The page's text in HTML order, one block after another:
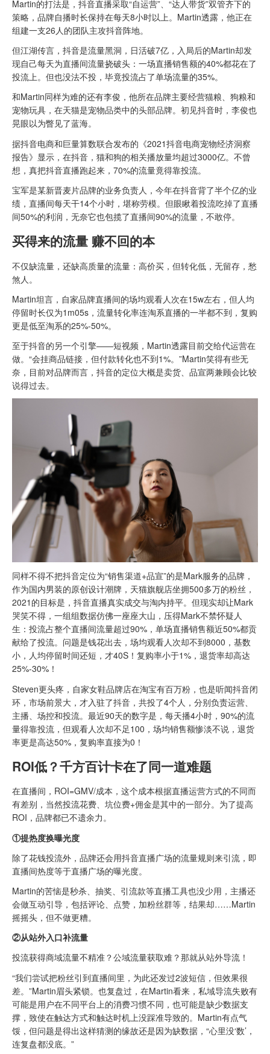
Martin的打法是，抖音直播采取“自运营”、“达人带货”双管齐下的
策略，品牌自播时长保持在每天8小时以上。Martin透露，他正在
组建一支26人的团队主攻抖音阵地。
但江湖传言，抖音是流量黑洞，日活破7亿，入局后的Martin却发
现自己每天为直播间流量挠破头：一场直播销售额的40%都花在了
投流上。但也没法不投，毕竟投流占了单场流量的35%。
和Martin同样为难的还有李俊，他所在品牌主要经营猫粮、狗粮和
宠物玩具，在天猫是宠物品类中的头部品牌。初见抖音时，李俊也
晃眼以为瞥见了蓝海。
据抖音电商和巨量算数联合发布的《2021抖音电商宠物经济洞察
报告》显示，在抖音，猫和狗的相关播放量均超过3000亿。不曾
想，真把抖音直播跑起来，70%的流量竟得靠投流。
宝军是某新晋麦片品牌的业务负责人，今年在抖音背了半个亿的业
绩，直播间每天干14个小时，堪称劳模。但眼瞅着投流吃掉了直播
间50%的利润，无奈它也包揽了直播间90%的流量，不敢停。
买得来的流量 赚不回的本
不仅缺流量，还缺高质量的流量：高价买，但转化低，无留存，愁
煞人。
Martin坦言，自家品牌直播间的场均观看人次在15w左右，但人均
停留时长仅为1m05s，流量转化率连淘系直播的一半都不到，复购
更是低至淘系的25%-50%。
至于抖音的另一个引擎——短视频，Martin透露目前交给代运营在
做。“会挂商品链接，但付款转化也不到1%。”Martin笑得有些无
奈，目前对品牌而言，抖音的定位大概是卖货、品宣两兼顾会比较
说得过去。
同样不得不把抖音定位为“销售渠道+品宣”的是Mark服务的品牌，
作为国内男装的原创设计潮牌，天猫旗舰店坐拥500多万的粉丝，
2021的目标是，抖音直播真实成交与淘内持平。但现实却让Mark
哭笑不得，一组组数据仿佛一座座大山，压得Mark不禁怀疑人
生：投流占整个直播间流量超过90%，单场直播销售额近50%都贡
献给了投流。问题是钱花出去，场均观看人次却不到8000，基数
小，人均停留时间还短，才40S！复购率小于1%，退货率却高达
25%-30%！
Steven更头疼，自家女鞋品牌店在淘宝有百万粉，也是听闻抖音闭
环，市场前景大，才入驻了抖音，共投了4个人，分别负责运营、
主播、场控和投流。最近90天的数字是，每天播4小时，90%的流
量得靠投流，但观看人次却不足100，场均销售额惨淡不说，退货
率更是高达50%，复购率直接为0！
ROI低？千方百计卡在了同一道难题
在直播间，ROI=GMV/成本，这个成本根据直播运营方式的不同而
有差别，当然投流花费、坑位费+佣金是其中的一部分。为了提高
ROI，品牌都已不遗余力。
①提热度换曝光度
除了花钱投流外，品牌还会用抖音直播广场的流量规则来引流，即
直播间热度等于直播广场的曝光度。
Martin的苦恼是秒杀、抽奖、引流款等直播工具也没少用，主播还
会做互动引导，包括评论、点赞，加粉丝群等，结果却……Martin
摇摇头，但不做更糟。
②从站外入口补流量
投流获得商域流量不精准？公域流量获取难？那就从站外导流！
“我们尝试把粉丝引到直播间里，为此还发过2波短信，但效果很
差。”Martin眉头紧锁。也复盘过，在Martin看来，私域导流失败有
可能是用户在不同平台上的消费习惯不同，也可能是缺少数据支
撑，致使在触达方式和触达时机上没踩准导致的。Martin有点气
馁，但问题是得出这样猜测的缘故还是因为缺数据，“心里没‘数’，
连复盘都没底。”